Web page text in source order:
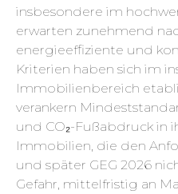
insbesondere im
erwarten zunehmend
energieeffiziente und
Kriterien haben sich im
Immobilienbereich
verankern
und CO₂-Fußabdruck in
Immobilien, die den
und später GEG 2026
Gefahr, mittelfristig an